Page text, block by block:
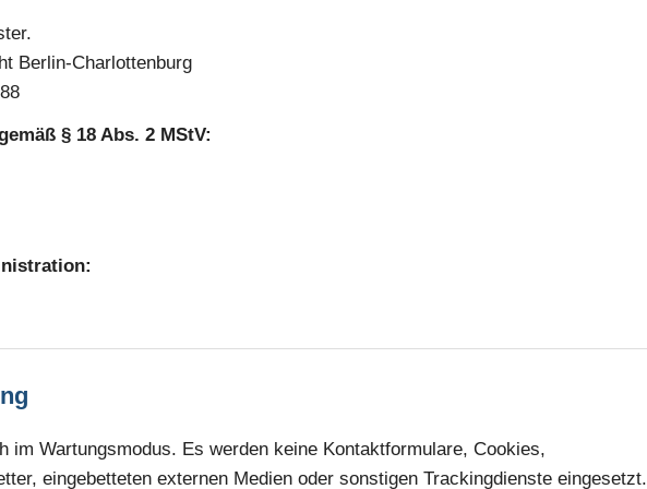
Berlin-Charlottenburg
§ 18 Abs. 2 MStV:
im Wartungsmodus. Es werden keine Kontaktformulare, Cookies,
eingebetteten externen Medien oder sonstigen Trackingdienste eingesetzt.